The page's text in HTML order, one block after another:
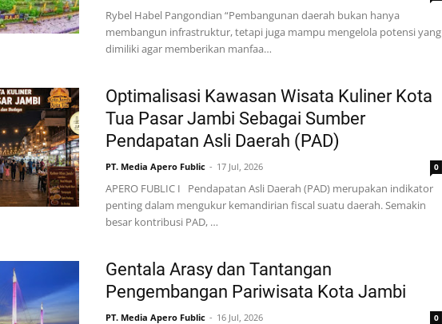
Rybel Habel Pangondian “Pembangunan daerah bukan hanya
membangun infrastruktur, tetapi juga mampu mengelola potensi yang
dimiliki agar memberikan manfaa…
Optimalisasi Kawasan Wisata Kuliner Kota
Tua Pasar Jambi Sebagai Sumber
Pendapatan Asli Daerah (PAD)
PT. Media Apero Fublic 17 Jul, 2026 0
APERO FUBLIC I Pendapatan Asli Daerah (PAD) merupakan indikator
penting dalam mengukur kemandirian fiscal suatu daerah. Semakin
besar kontribusi PAD, …
Gentala Arasy dan Tantangan
Pengembangan Pariwisata Kota Jambi
PT. Media Apero Fublic 16 Jul, 2026 0